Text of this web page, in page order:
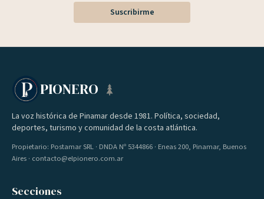
Suscribirme
PIONERO
La voz histórica de Pinamar desde 1981. Política, sociedad,
deportes, turismo y comunidad de la costa atlántica.
Propietario: Postamar SRL · DNDA Nº 5344866 · Eneas 200, Pinamar, Buenos
Aires · contacto@elpionero.com.ar
Secciones